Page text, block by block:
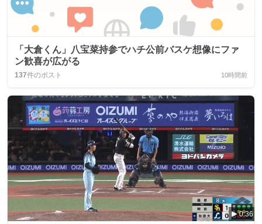
「大倉くん」八宝菜持参でハチ公前バスケ想像にファ
ン歓喜が広がる
137件のポスト 10時間前
0:36